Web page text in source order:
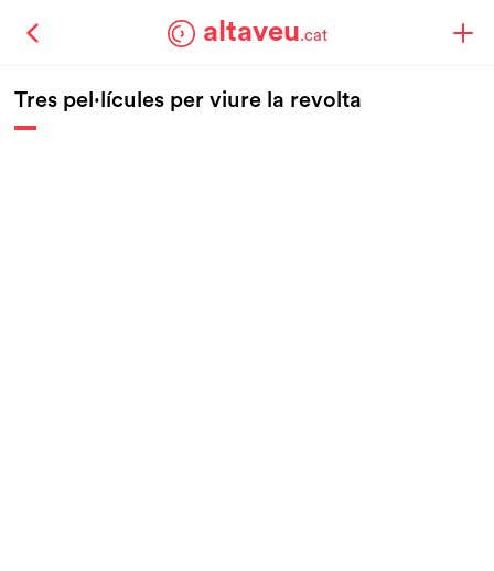
altaveu.cat
Tres pel·lícules per viure la revolta